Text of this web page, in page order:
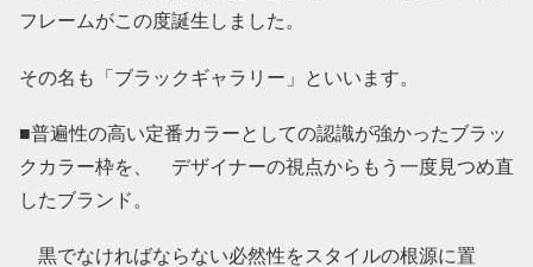
フレームがこの度誕生しました。
その名も「ブラックギャラリー」といいます。
■普遍性の高い定番カラーとしての認識が強かったブラッ
クカラー枠を、 デザイナーの視点からもう一度見つめ直
したブランド。
黒でなければならない必然性をスタイルの根源に置